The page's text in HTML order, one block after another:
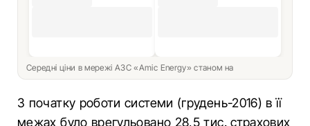
Середні ціни в мережі АЗС «Amic Energy» станом на
З початку роботи системи (грудень-2016) в її
межах було врегульовано 28,5 тис. страхових